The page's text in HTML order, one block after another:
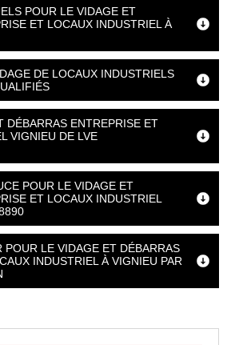
POUR LE VIDAGE ET
ET LOCAUX INDUSTRIEL À
DE LOCAUX INDUSTRIELS
DÉBARRAS ENTREPRISE ET
VIGNIEU DE LVE
POUR LE VIDAGE ET
ET LOCAUX INDUSTRIEL
POUR LE VIDAGE ET DÉBARRAS
INDUSTRIEL À VIGNIEU PAR